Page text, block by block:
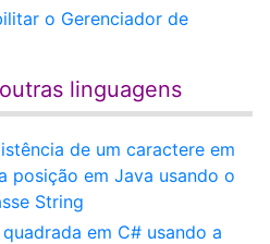
o Gerenciador de
linguagens
de um caractere em
posição em Java usando o
String
em C# usando a